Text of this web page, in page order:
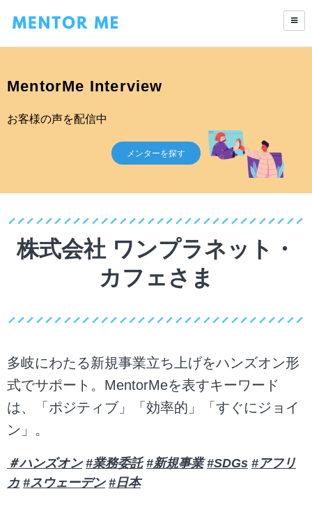
MentorMe Interview
お客様の声を配信中
メンターを探す
株式会社 ワンプラネット・
カフェさま
多岐にわたる新規事業立ち上げをハンズオン形
式でサポート。MentorMeを表すキーワード
は、「ポジティブ」「効率的」「すぐにジョイ
ン」。
＃ハンズオン #業務委託 #新規事業 #SDGs #アフリ
カ #スウェーデン #日本